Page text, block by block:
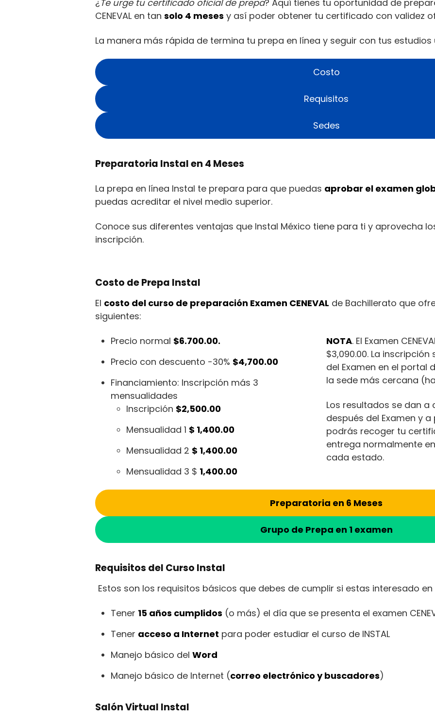
¿Te urge tu certificado oficial de prepa? Aquí tienes tu oportunidad de
CENEVAL en tan solo 4 meses y así poder obtener tu certificado con validez
La manera más rápida de termina tu prepa en línea y seguir con tus estudios
Costo
Requisitos
Sedes
Preparatoria Instal en 4 Meses
La prepa en línea Instal te prepara para que puedas aprobar el examen
puedas acreditar el nivel medio superior.
Conoce sus diferentes ventajas que Instal México tiene para ti y aprovecha
inscripción.
Costo de Prepa Instal
El costo del curso de preparación Examen CENEVAL de Bachillerato que
siguientes:
Precio normal $6.700.00.
Precio con descuento -30% $4,700.00
Financiamiento: Inscripción más 3
mensualidades
Inscripción $2,500.00
Mensualidad 1 $ 1,400.00
Mensualidad 2 $ 1,400.00
Mensualidad 3 $ 1,400.00
NOTA. El Examen
$3,090.00. La
del Examen en el portal
la sede más cercana
Los resultados se dan
después del Examen y
podrás recoger tu
entrega normalmente
cada estado.
Preparatoria en 6 Meses
Grupo de Prepa en 1 examen
Requisitos del Curso Instal
Estos son los requisitos básicos que debes de cumplir si estas interesado
Tener 15 años cumplidos (o más) el día que se presenta el examen
Tener acceso a Internet para poder estudiar el curso de INSTAL
Manejo básico del Word
Manejo básico de Internet (correo electrónico y buscadores)
Salón Virtual Instal